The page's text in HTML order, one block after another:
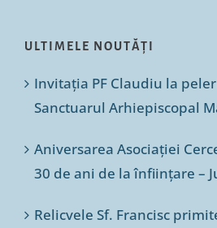
ULTIMELE NOUTĂȚI
Invitația PF Claudiu la
Sanctuarul Arhiepiscopal
Aniversarea Asociației
30 de ani de la înființare –
Relicvele Sf. Francisc